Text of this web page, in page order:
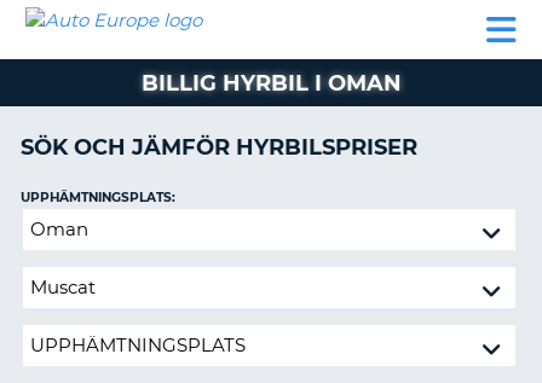
HYRBIL
HYRA
PARTNER
AUTO
EUROPE
HYRBIL
HYRA
MIN
MEDLEMSINFORMATION
BOKNING
SVERIGE
BILLIG HYRBIL I OMAN
SÖK OCH JÄMFÖR HYRBILSPRISER
Återlämna
annan
UPPHÄMTNINGSPLATS: